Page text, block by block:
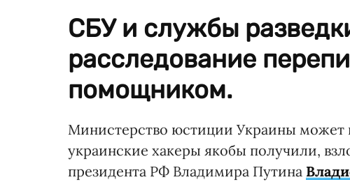
СБУ и службы
расследование
помощником.
Министерство юстиции Украины может
украинские хакеры якобы получили,
президента РФ Владимира Путина